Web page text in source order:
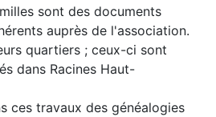
sont des documents
auprès de l'association.
quartiers ; ceux-ci sont
dans Racines Haut-
ces travaux des généalogies